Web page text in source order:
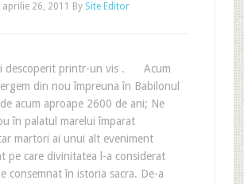
aprilie 26, 2011 By Site Editor
descoperit printr-un vis . Acum
din nou împreuna în Babilonul
acum aproape 2600 de ani; Ne
în palatul marelui împarat
martori ai unui alt eveniment
pe care divinitatea l-a considerat
consemnat în istoria sacra. De-a